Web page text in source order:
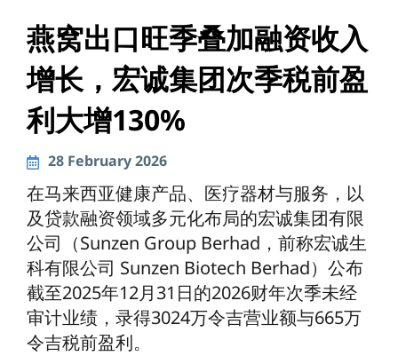
燕窝出口旺季叠加融资收入
增长，宏诚集团次季税前盈
利大增130%
28 February 2026
在马来西亚健康产品、医疗器材与服务，以
及贷款融资领域多元化布局的宏诚集团有限
公司（Sunzen Group Berhad，前称宏诚生
科有限公司 Sunzen Biotech Berhad）公布
截至2025年12月31日的2026财年次季未经
审计业绩，录得3024万令吉营业额与665万
令吉税前盈利。